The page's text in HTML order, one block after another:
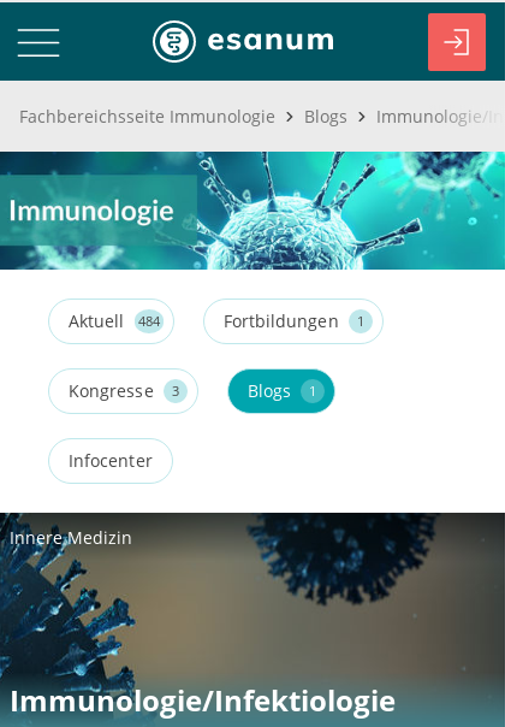
Fachbereichsseite Immunologie Blogs Immunologie/
Aktuell 484 Fortbildungen 1
Kongresse 3 Blogs 1
Infocenter
Innere Medizin
Immunologie/Infektiologie